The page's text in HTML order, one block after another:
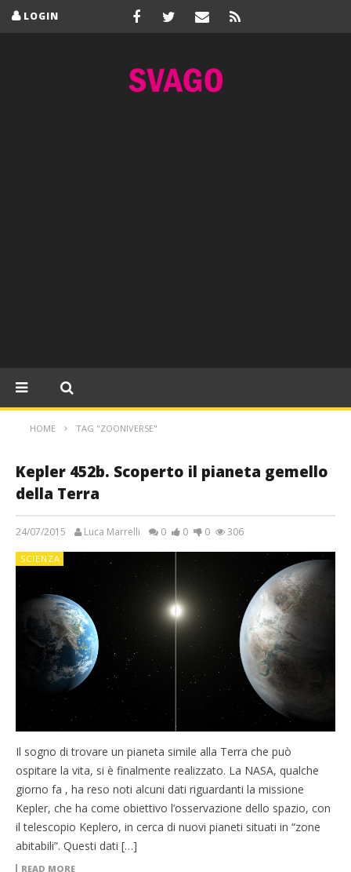
LOGIN
HOME TAG "ZOONIVERSE"
Kepler 452b. Scoperto il pianeta gemello
della Terra
24/07/2015 Luca Marrelli 0 0 0 306
SCIENZA
Il sogno di trovare un pianeta simile alla Terra che può
ospitare la vita, si è finalmente realizzato. La NASA, qualche
giorno fa , ha reso noti alcuni dati riguardanti la missione
Kepler, che ha come obiettivo l’osservazione dello spazio, con
il telescopio Keplero, in cerca di nuovi pianeti situati in “zone
abitabili”. Questi dati […]
READ MORE